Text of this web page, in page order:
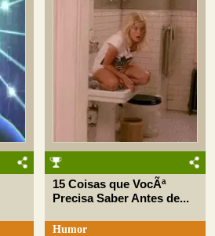
15 Coisas que VocÃª
Precisa Saber Antes de...
Humor